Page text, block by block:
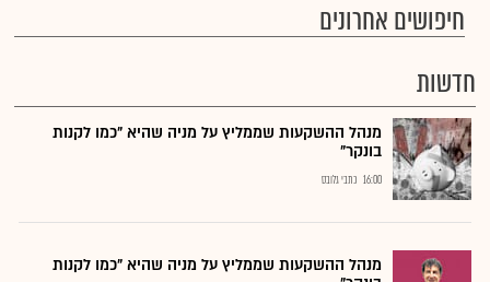
חיפושים אחרונים
חדשות
מנהל ההשקעות שממליץ על מניה שהיא "כמו לקנות
בונקר"
16:00 כתבי גלובס
מנהל ההשקעות שממליץ על מניה שהיא "כמו לקנות